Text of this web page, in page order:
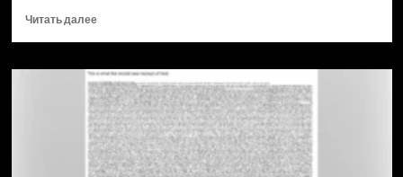
Читать далееПрочитать
OPPO
прекращает
поддержку
OxygenOS
и
Realme
UI